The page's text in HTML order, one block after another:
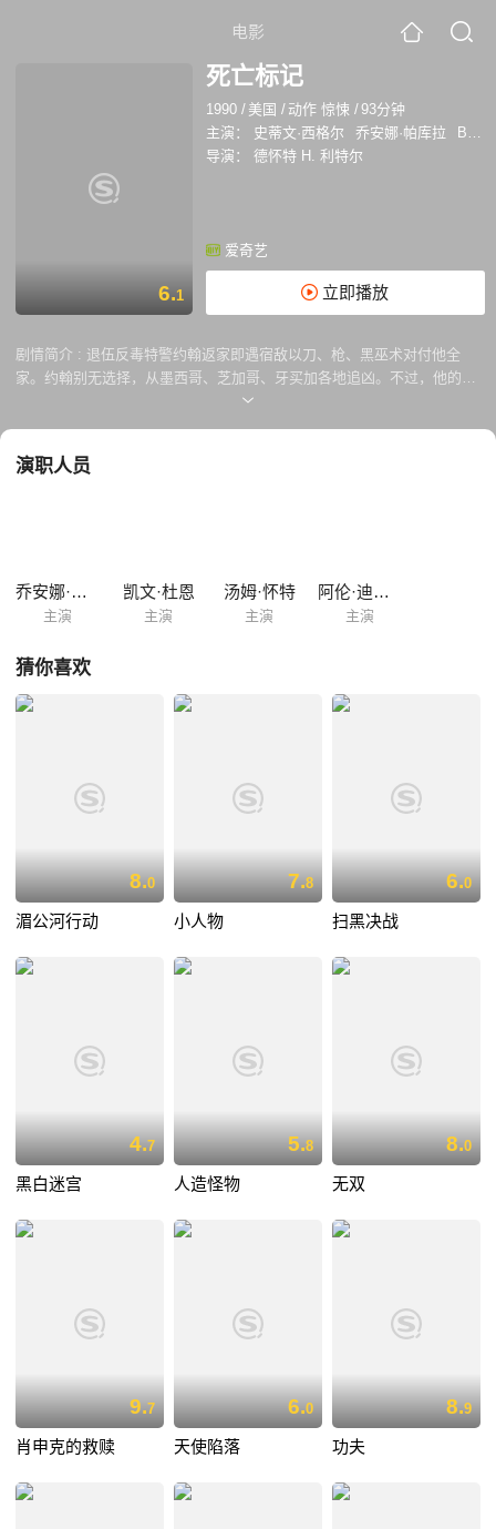
电影
6.1
死亡标记
1990 / 美国 / 动作 惊悚 /93分钟
主演：
史蒂文·西格尔 乔安娜·帕库拉
BasilWallace
导演：
德怀特 H. 利特尔
爱奇艺
立即播放
剧情简介 : 退伍反毒特警约翰返家即遇宿敌以刀、枪、黑巫术对付他全
家。约翰别无选择，从墨西哥、芝加哥、牙买加各地追凶。不过，他的对
手疤面人不但拥有现代化的杀手集团，也是功夫高手。两恶恶斗，生死相
演职人员
乔安娜·帕库拉
主演
凯文·杜恩
主演
汤姆·怀特
主演
阿伦·迪安·斯奈德
主演
猜你喜欢
8.0
湄公河行动
7.8
小人物
6.0
扫黑决战
4.7
黑白迷宫
5.8
人造怪物
8.0
无双
9.7
肖申克的救赎
6.0
天使陷落
8.9
功夫